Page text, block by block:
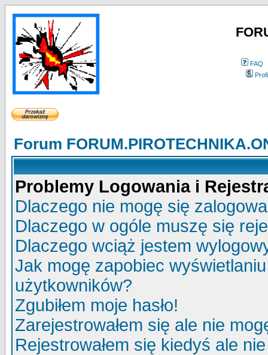
FAQ
Forum
Problemy Logowania i
Dlaczego nie mogę się
Dlaczego w ogóle muszę się
Dlaczego wciąż jestem
Jak mogę zapobiec
użytkowników?
Zgubiłem moje hasło!
Zarejestrowałem się ale nie
Rejestrowałem się kiedyś ale